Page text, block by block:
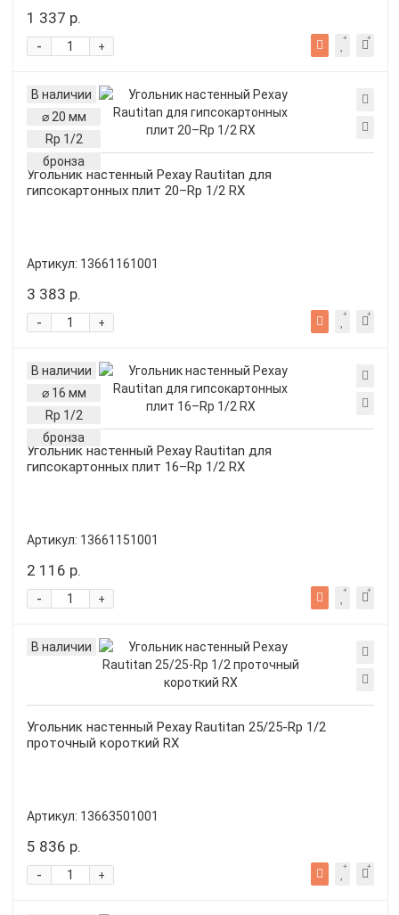
1 337 р.
+
-
В наличии
⌀ 20 мм
Rp 1/2
бронза
Угольник настенный Рехау Rautitan для
гипсокартонных плит 20–Rp 1/2 RX
Артикул: 13661161001
3 383 р.
+
-
В наличии
⌀ 16 мм
Rp 1/2
бронза
Угольник настенный Рехау Rautitan для
гипсокартонных плит 16–Rp 1/2 RX
Артикул: 13661151001
2 116 р.
+
-
В наличии
Угольник настенный Рехау Rautitan 25/25-Rp 1/2
проточный короткий RX
Артикул: 13663501001
5 836 р.
+
-